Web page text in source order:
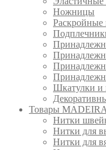
Ножницы
Раскройные
Шкатулки и
Товары MADEIRA
Нитки
Нитки для
Нитки для